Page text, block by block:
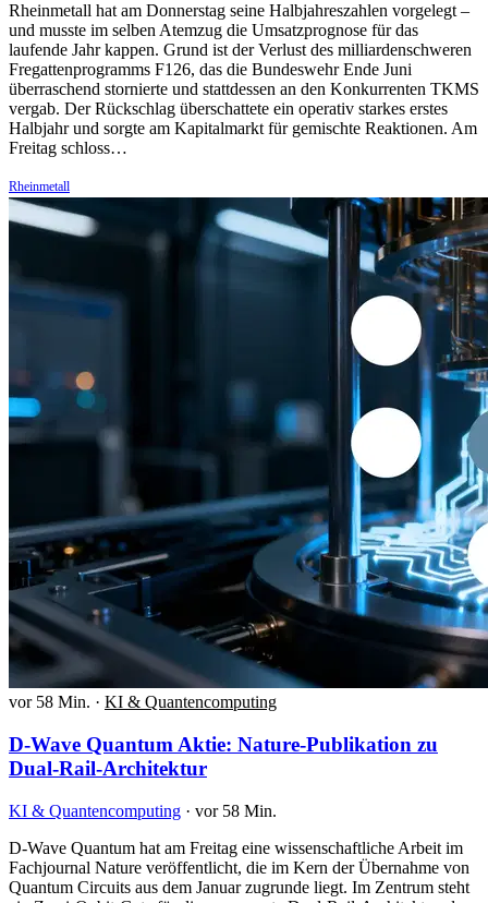
Rheinmetall hat am Donnerstag seine Halbjahreszahlen vorgelegt –
und musste im selben Atemzug die Umsatzprognose für das
laufende Jahr kappen. Grund ist der Verlust des milliardenschweren
Fregattenprogramms F126, das die Bundeswehr Ende Juni
überraschend stornierte und stattdessen an den Konkurrenten TKMS
vergab. Der Rückschlag überschattete ein operativ starkes erstes
Halbjahr und sorgte am Kapitalmarkt für gemischte Reaktionen. Am
Freitag schloss…
Rheinmetall
vor 58 Min. · KI & Quantencomputing
D-Wave Quantum Aktie: Nature-Publikation zu
Dual-Rail-Architektur
KI & Quantencomputing · vor 58 Min.
D-Wave Quantum hat am Freitag eine wissenschaftliche Arbeit im
Fachjournal Nature veröffentlicht, die im Kern der Übernahme von
Quantum Circuits aus dem Januar zugrunde liegt. Im Zentrum steht